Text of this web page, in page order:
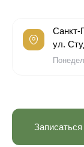
Санкт-
ул.